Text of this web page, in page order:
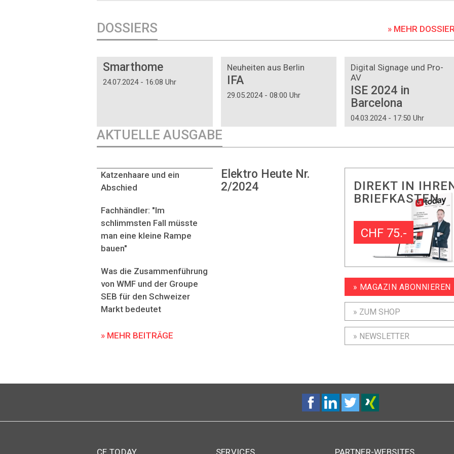
DOSSIERS » MEHR
Smarthome
24.07.2024 - 16:08 Uhr
Neuheiten aus Berlin
IFA
29.05.2024 - 08:00 Uhr
Digital Signage und Pro-
AV
ISE 2024 in
Barcelona
04.03.2024 - 17:50 Uhr
AKTUELLE AUSGABE
Elektro Heute Nr.
2/2024
Katzenhaare und ein
Abschied
Fachhändler: "Im
schlimmsten Fall müsste
man eine kleine Rampe
bauen"
Was die Zusammenführung
von WMF und der Groupe
SEB für den Schweizer
Markt bedeutet
» MEHR BEITRÄGE
DIREKT IN
BRIEFKASTEN
CHF 75.-
» MAGAZIN ABONNIEREN
» ZUM SHOP
» NEWSLETTER